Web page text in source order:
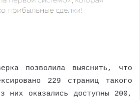
позволила выяснить, что
229 страниц такого
них оказались доступны 200,